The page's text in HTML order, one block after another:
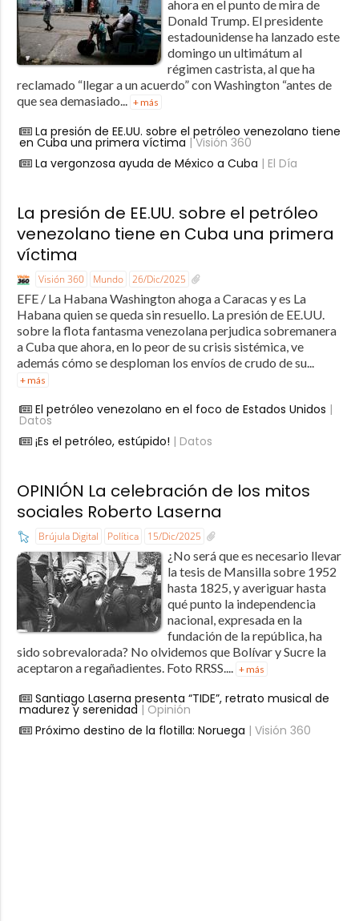
ahora en el punto de mira de
Donald Trump. El presidente
estadounidense ha lanzado este
domingo un ultimátum al
régimen castrista, al que ha
reclamado “llegar a un acuerdo” con Washington “antes de
que sea demasiado... + más
La presión de EE.UU. sobre el petróleo venezolano tiene
en Cuba una primera víctima | Visión 360
La vergonzosa ayuda de México a Cuba | El Día
La presión de EE.UU. sobre el petróleo
venezolano tiene en Cuba una primera
víctima
Visión 360 Mundo 26/Dic/2025
EFE / La Habana Washington ahoga a Caracas y es La
Habana quien se queda sin resuello. La presión de EE.UU.
sobre la flota fantasma venezolana perjudica sobremanera
a Cuba que ahora, en lo peor de su crisis sistémica, ve
además cómo se desploman los envíos de crudo de su...
+ más
El petróleo venezolano en el foco de Estados Unidos |
Datos
¡Es el petróleo, estúpido! | Datos
OPINIÓN La celebración de los mitos
sociales Roberto Laserna
Brújula Digital Política 15/Dic/2025
¿No será que es necesario llevar
la tesis de Mansilla sobre 1952
hasta 1825, y averiguar hasta
qué punto la independencia
nacional, expresada en la
fundación de la república, ha
sido sobrevalorada? No olvidemos que Bolívar y Sucre la
aceptaron a regañadientes. Foto RRSS.... + más
Santiago Laserna presenta “TIDE”, retrato musical de
madurez y serenidad | Opinión
Próximo destino de la flotilla: Noruega | Visión 360